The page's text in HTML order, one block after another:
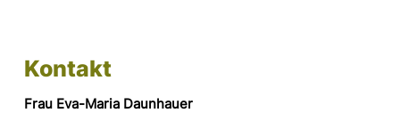
Kontakt
Frau Eva-Maria Daunhauer